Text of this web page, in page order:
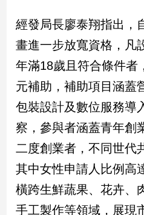
台
灣
觀
娛
樂
娛
星
聞
流
經發局長廖泰翔指出，
畫進一步放寬資格，凡
年滿18歲且符合條件者
元補助，補助項目涵蓋
包裝設計及數位服務導
察，參與者涵蓋青年創
二度創業者，不同世代
其中女性申請人比例高
橫跨生鮮蔬果、花卉、
手工製作等領域，展現